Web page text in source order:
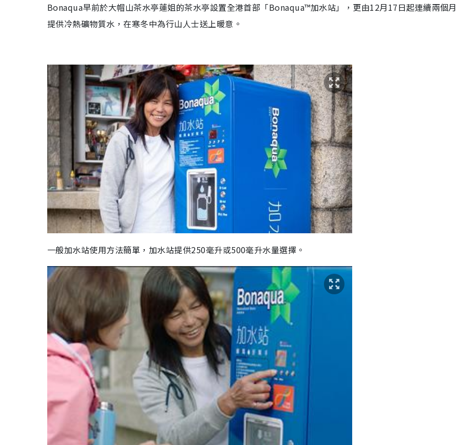
Bonaqua早前於大帽山茶水亭蓮姐的茶水亭設置全港首部 「Bonaqua™加水站」 ，更由12月17日起連續兩個月
提供冷熱礦物質水，在寒冬中為行山人士送上暖意 。
一般加水站使用方法簡單， 加水站提供250毫升或500毫升水量選擇。